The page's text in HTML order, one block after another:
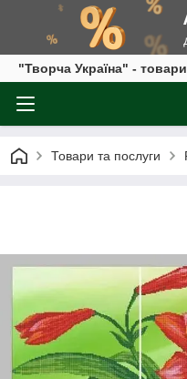
"Творча Україна" -
Товари та послуги